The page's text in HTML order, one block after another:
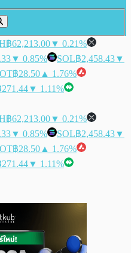
฿62,213.00▼ 0.21%
▼ 0.85% SOL฿2,458.43▼
฿28.50 ▲ 1.76%
▼ 1.11%
฿62,213.00▼ 0.21%
▼ 0.85% SOL฿2,458.43▼
฿28.50 ▲ 1.76%
▼ 1.11%